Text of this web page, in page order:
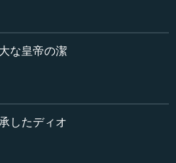
ています。彼は自分が40ぐら
、60歳くらいになったとき
ら引退するのです。引退を申し
悪くなって、高齢に、その頃
すから、そういう体調が悪く
彼は引退をすると言いまし
で正帝だったマクシミアヌ
しろ」という感じで引退させ
な皇帝の潔
したディオ